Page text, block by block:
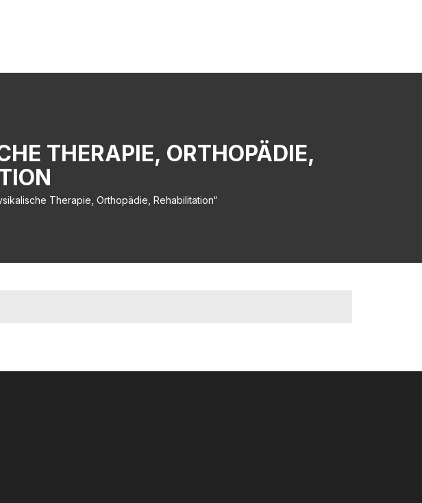
THERAPIE, ORTHOPÄDIE,
Therapie, Orthopädie, Rehabilitation“